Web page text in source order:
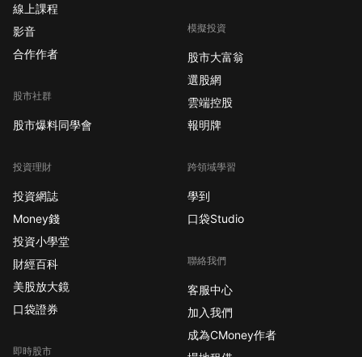
線上課程
影音
合作作者
股市社群
股市爆料同學會
投資理財
投資網誌
Money錢
投資小學堂
財經百科
美股放大鏡
口袋證券
即時股市
模擬投資
股市大富翁
選股網
雲端控股
報明牌
跨領域學習
學到
口袋Studio
聯絡我們
客服中心
加入我們
成為CMoney作者